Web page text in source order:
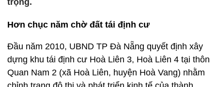
trọng.
Hơn chục năm chờ đất tái định cư
Đầu năm 2010, UBND TP Đà Nẵng quyết định xây
dựng khu tái định cư Hoà Liên 3, Hoà Liên 4 tại thôn
Quan Nam 2 (xã Hoà Liên, huyện Hoà Vang) nhằm